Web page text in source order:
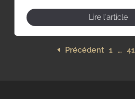
Lire l'article
Précédent 1 … 41